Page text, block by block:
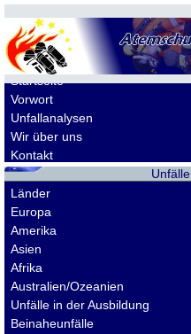
Allgemeines
Startseite
Vorwort
Unfallanalysen
Wir über uns
Kontakt
Unfälle
Länder
Europa
Amerika
Asien
Afrika
Australien/Ozeanien
Unfälle in der Ausbildung
Beinaheunfälle